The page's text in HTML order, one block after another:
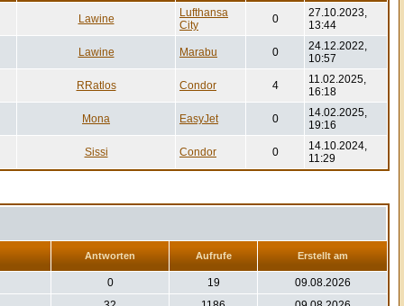
Lawine
Lufthansa
City
0
27.10.2023,
13:44
Lawine Marabu 0
24.12.2022,
10:57
RRatlos Condor 4
11.02.2025,
16:18
Mona EasyJet 0
14.02.2025,
19:16
Sissi Condor 0
14.10.2024,
11:29
Antworten Aufrufe Erstellt am
0 19
09.08.2026